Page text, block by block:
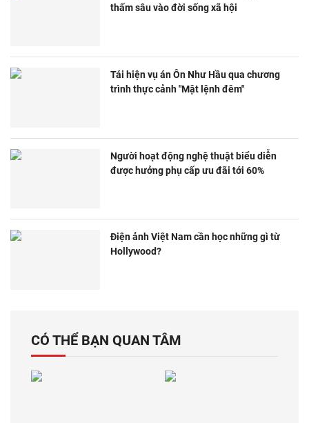
thấm sâu vào đời sống xã hội
Tái hiện vụ án Ôn Như Hầu qua chương
trình thực cảnh "Mật lệnh đêm"
Người hoạt động nghệ thuật biểu diễn
được hưởng phụ cấp ưu đãi tới 60%
Điện ảnh Việt Nam cần học những gì từ
Hollywood?
CÓ THỂ BẠN QUAN TÂM